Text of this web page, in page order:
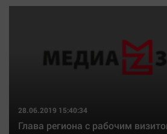
28.06.2019 15:40:34
Глава региона с рабочим